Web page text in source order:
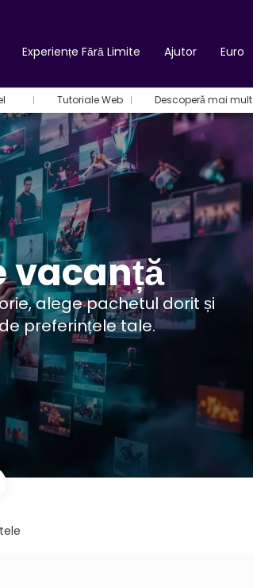
Experiențe Fără Limite Ajutor Euro
Tutoriale Web Descoperă mai mult
vacanță
alege pachetul dorit și
preferințele tale.